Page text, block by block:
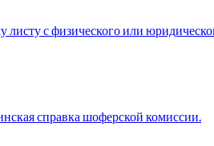
листу с физического или
справка шоферской комиссии.